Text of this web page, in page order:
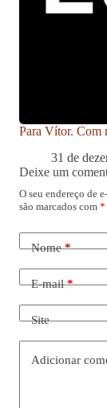
Para Vítor. Com
31 de
Deixe um
O seu endereço de
são marcados com *
Nome*
E-mail*
Site
Adicionar